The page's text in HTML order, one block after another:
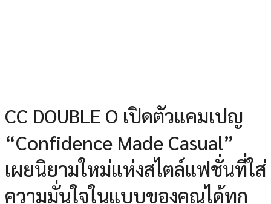
CC DOUBLE O เปิดตัวแคมเปญ
“Confidence Made Casual”
เผยนิยามใหม่แห่งสไตล์แฟชั่นที่ใส่
ความมั่นใจในแบบของคุณได้ทุก